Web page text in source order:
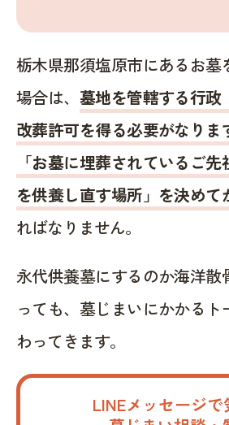
栃木県那須塩原市にあるお墓
場合は、 墓地を管轄する行政
改葬許可を得る必要がなりま
「お墓に埋葬されているご
を供養し直す場所」を決めて
ればなりません。
永代供養墓にするのか海洋散
っても、墓じまいにかかる
わってきます。
LINEメッセージで